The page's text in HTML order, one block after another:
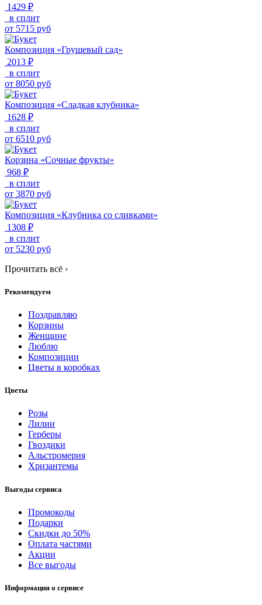
1429 ₽
в сплит
от 5715 руб
Композиция «Грушевый сад»
2013 ₽
в сплит
от 8050 руб
Композиция «Сладкая клубника»
1628 ₽
в сплит
от 6510 руб
Корзина «Сочные фрукты»
968 ₽
в сплит
от 3870 руб
Композиция «Клубника со сливками»
1308 ₽
в сплит
от 5230 руб
Прочитать всё ›
Рекомендуем
Поздравляю
Корзины
Женщине
Люблю
Композиции
Цветы в коробках
Цветы
Розы
Лилии
Герберы
Гвоздики
Альстромерия
Хризантемы
Выгоды сервиса
Промокоды
Подарки
Скидки до 50%
Оплата частями
Акции
Все выгоды
Информация о сервисе